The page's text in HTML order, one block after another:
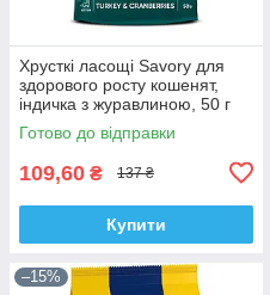
Хрусткі ласощі Savory для
здорового росту кошенят,
індичка з журавлиною, 50 г
Готово до відправки
109,60 ₴ 137 ₴
Купити
–15%